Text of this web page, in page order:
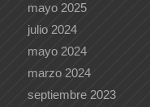
mayo 2025
julio 2024
mayo 2024
marzo 2024
septiembre 2023